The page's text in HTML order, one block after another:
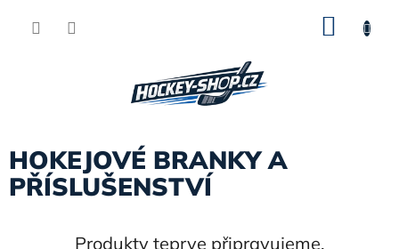
HOKEJOVÉ BRANKY A
PŘÍSLUŠENSTVÍ
Produkty teprve připravujeme.